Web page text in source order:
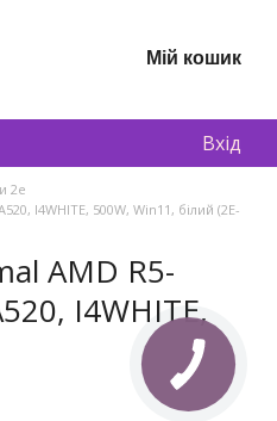
Мій кошик
Вхід
2e
I4WHITE, 500W, Win11, білий (2E-
AMD R5-
I4WHITE,